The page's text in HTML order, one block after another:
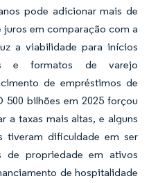
pode adicionar mais de
juros em comparação com a
a viabilidade para inícios
e formatos de varejo
de empréstimos de
500 bilhões em 2025 forçou
a taxas mais altas, e alguns
tiveram dificuldade em ser
de propriedade em ativos
de hospitalidade